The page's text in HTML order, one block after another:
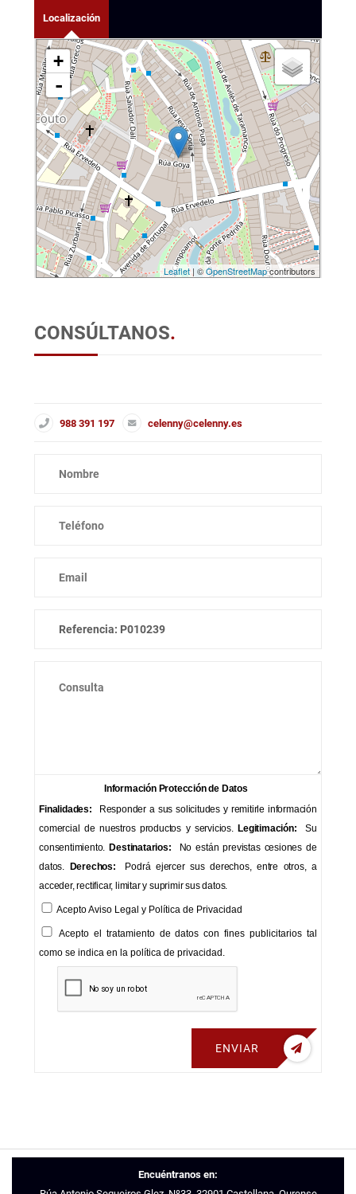
Localización
+
-
Leaflet| ©OpenStreetMapcontributors
CONSÚLTANOS.
988 391 197 celenny@celenny.es
Información Protección de Datos
Finalidades:
Responder a sus solicitudes y remitirle información
comercial de nuestros productos y servicios. Legitimación:
Su
consentimiento. Destinatarios:
No están previstas cesiones de
datos.
Derechos:
Podrá ejercer sus derechos, entre otros, a
acceder, rectificar, limitar y suprimir sus datos.
AceptoAviso Legal y Política de Privacidad
Acepto el tratamiento de datos con fines publicitarios tal
como se indica en la política de privacidad.
ENVIAR
Encuéntranos en: